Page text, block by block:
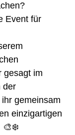
Event für
gesagt im
der
gemeinsam
einzigartigen
🎨❄️